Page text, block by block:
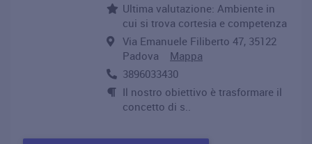
Ultima valutazione: Ambiente in
cui si trova cortesia e competenza
Via Emanuele Filiberto 47, 35122
Padova Mappa
3896033430
Il nostro obiettivo è trasformare il
concetto di s..